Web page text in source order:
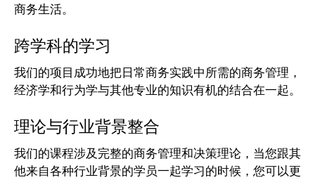
商务生活。
跨学科的学习
我们的项目成功地把日常商务实践中所需的商务管理，
经济学和行为学与其他专业的知识有机的结合在一起。
理论与行业背景整合
我们的课程涉及完整的商务管理和决策理论，当您跟其
他来自各种行业背景的学员一起学习的时候，您可以更